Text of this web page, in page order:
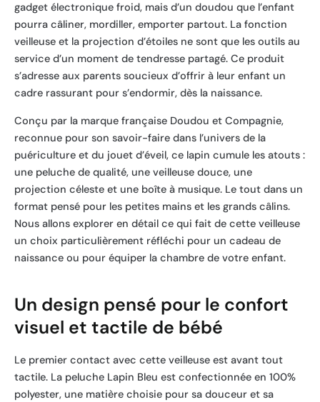
gadget électronique froid, mais d’un doudou que l’enfant
pourra câliner, mordiller, emporter partout. La fonction
veilleuse et la projection d’étoiles ne sont que les outils au
service d’un moment de tendresse partagé. Ce produit
s’adresse aux parents soucieux d’offrir à leur enfant un
cadre rassurant pour s’endormir, dès la naissance.
Conçu par la marque française Doudou et Compagnie,
reconnue pour son savoir-faire dans l’univers de la
puériculture et du jouet d’éveil, ce lapin cumule les atouts :
une peluche de qualité, une veilleuse douce, une
projection céleste et une boîte à musique. Le tout dans un
format pensé pour les petites mains et les grands câlins.
Nous allons explorer en détail ce qui fait de cette veilleuse
un choix particulièrement réfléchi pour un cadeau de
naissance ou pour équiper la chambre de votre enfant.
Un design pensé pour le confort
visuel et tactile de bébé
Le premier contact avec cette veilleuse est avant tout
tactile. La peluche Lapin Bleu est confectionnée en 100%
polyester, une matière choisie pour sa douceur et sa